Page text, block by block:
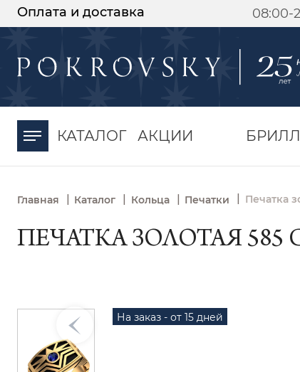
Оплата и доставка 08:00-
КАТАЛОГ АКЦИИ
Главная | Каталог | Кольца | Печатки Печатка
ПЕЧАТКА ЗОЛОТАЯ 585
На заказ - от 15 дней
-30%
момента оплаты